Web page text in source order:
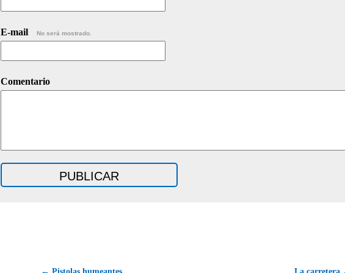
E-mail No será mostrado.
Comentario